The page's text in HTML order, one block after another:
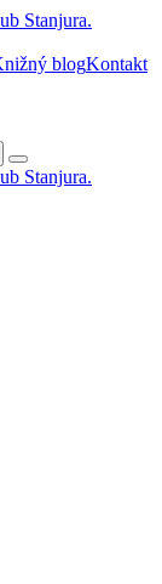
blogKontakt